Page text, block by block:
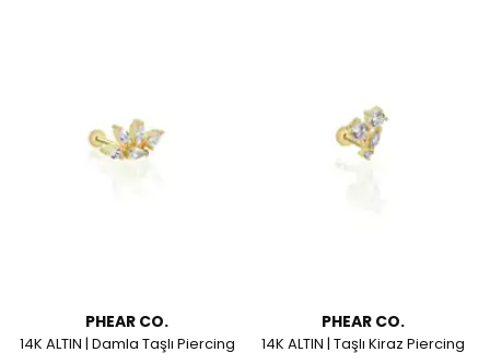
PHEAR CO.
14K ALTIN | Damla Taşlı Piercing
PHEAR CO.
14K ALTIN | Taşlı Kiraz Piercing